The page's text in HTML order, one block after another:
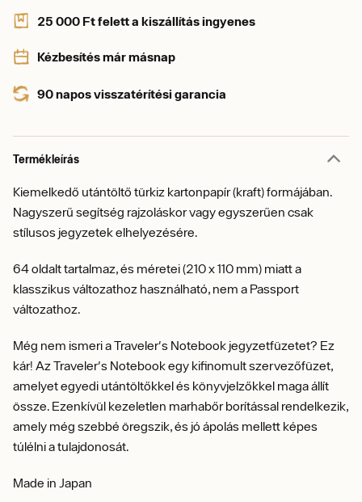
25 000 Ft felett a kiszállítás ingyenes
Kézbesítés már másnap
90 napos visszatérítési garancia
Termékleírás
Kiemelkedő utántöltő türkiz kartonpapír (kraft) formájában.
Nagyszerű segítség rajzoláskor vagy egyszerűen csak
stílusos jegyzetek elhelyezésére.
64 oldalt tartalmaz, és méretei (210 x 110 mm) miatt a
klasszikus változathoz használható, nem a Passport
változathoz.
Még nem ismeri a Traveler's Notebook jegyzetfüzetet? Ez
kár! Az Traveler's Notebook egy kifinomult szervezőfüzet,
amelyet egyedi utántöltőkkel és könyvjelzőkkel maga állít
össze. Ezenkívül kezeletlen marhabőr borítással rendelkezik,
amely még szebbé öregszik, és jó ápolás mellett képes
túlélni a tulajdonosát.
Made in Japan